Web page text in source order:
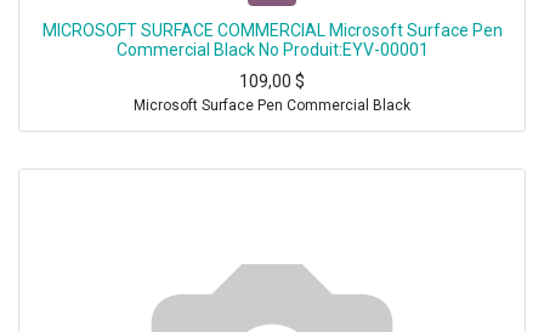
MICROSOFT SURFACE COMMERCIAL Microsoft Surface Pen
Commercial Black No Produit:EYV-00001
109,00 $
Microsoft Surface Pen Commercial Black